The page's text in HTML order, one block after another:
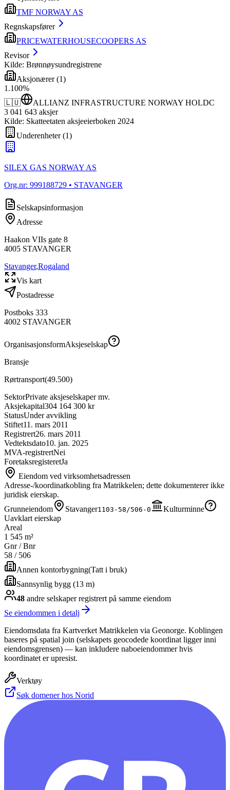
TMF NORWAY AS
Regnskapsfører
PRICEWATERHOUSECOOPERS AS
Revisor
Kilde: Brønnøysundregistrene
Aksjonærer(1)
1 .100%
🇱🇺
ALLIANZ INFRASTRUCTURE NORWAY HOLDC
3 041 643 aksjer
Kilde: Skatteetaten aksjeeierboken 2024
Underenheter(1)
SILEX GAS NORWAY AS
Org.nr: 999188729 • STAVANGER
Selskapsinformasjon
Adresse
Haakon VIIs gate 8
4005 STAVANGER
Stavanger,Rogaland
Vis kart
Postadresse
Postboks 333
4002 STAVANGER
OrganisasjonsformAksjeselskap
Bransje
Rørtransport(49.500)
SektorPrivate aksjeselskaper mv.
Aksjekapital304 164 300 kr
StatusUnder avvikling
Stiftet11. mars 2011
Registrert26. mars 2011
Vedtektsdato10. jan. 2025
MVA-registrertNei
ForetaksregisteretJa
Eiendom ved virksomhetsadressen
Adresse-/koordinatkobling fra Matrikkelen; dette dokumenterer ikke
juridisk eierskap.
Grunneiendom
Stavanger1103-58/506-0
Kulturminne
Uavklart eierskap
Areal
1 545 m²
Gnr / Bnr
58 / 506
Annen kontorbygning(Tatt i bruk)
Sannsynlig bygg (13 m)
48 andre selskaperregistrert på samme eiendom
Se eiendommen i detalj
Eiendomsdata fra Kartverket Matrikkelen via Geonorge. Koblingen
baseres på spatial join (selskapets geocodede koordinat ligger inni
eiendomsgrensen) — kan inkludere naboeiendommer hvis
koordinatet er upresist.
Verktøy
Søk domener hos Norid